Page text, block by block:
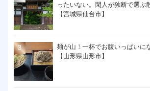
ったいない。閑人が独断で選ぶ
【宮城県仙台市】
麺が山！一杯でお腹いっぱいに
【山形県山形市】